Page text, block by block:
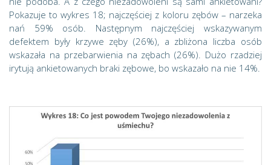
Pokazuje to wykres 18; najczęściej z koloru zębów – narzeka
nań 59% osób. Następnym najczęściej wskazywanym
defektem były krzywe zęby (26%), a zbliżona liczba osób
wskazała na przebarwienia na zębach (26%). Dużo rzadziej
irytują ankietowanych braki zębowe, bo wskazało na nie 14%.